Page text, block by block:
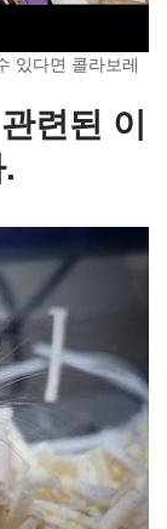
있다면 콜라보레
련된 이